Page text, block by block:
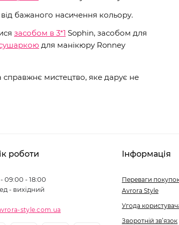
бажаного насичення кольору.
засобом в 3*1 Sophin, засобом для
для манікюру Ronney
справжнє мистецтво, яке дарує не
роботи
09:00 - 18:00
- вихідний
style.com.ua
Інформація
Переваги
Avrora Style
Угода
Зворотній зв’язок